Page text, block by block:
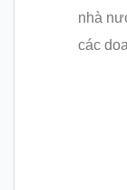
nhà
các